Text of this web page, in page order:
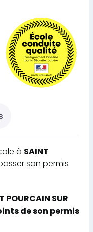
à SAINT
son permis
POURCAIN SUR
de son permis